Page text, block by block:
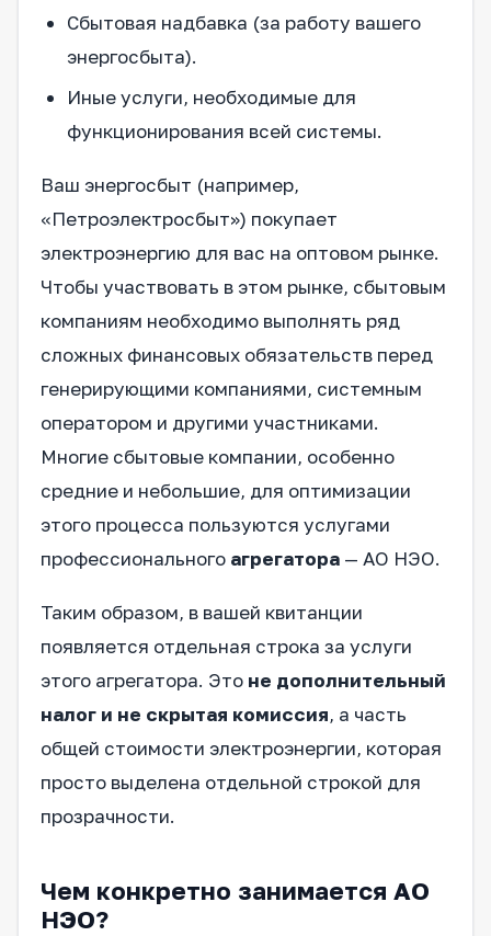
Сбытовая надбавка (за работу вашего
энергосбыта).
Иные услуги, необходимые для
функционирования всей системы.
Ваш энергосбыт (например,
«Петроэлектросбыт») покупает
электроэнергию для вас на оптовом рынке.
Чтобы участвовать в этом рынке, сбытовым
компаниям необходимо выполнять ряд
сложных финансовых обязательств перед
генерирующими компаниями, системным
оператором и другими участниками.
Многие сбытовые компании, особенно
средние и небольшие, для оптимизации
этого процесса пользуются услугами
профессионального агрегатора — АО НЭО.
Таким образом, в вашей квитанции
появляется отдельная строка за услуги
этого агрегатора. Это не дополнительный
налог и не скрытая комиссия, а часть
общей стоимости электроэнергии, которая
просто выделена отдельной строкой для
прозрачности.
Чем конкретно занимается АО
НЭО?